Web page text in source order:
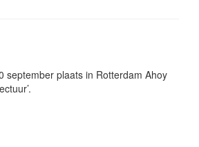
september plaats in Rotterdam Ahoy